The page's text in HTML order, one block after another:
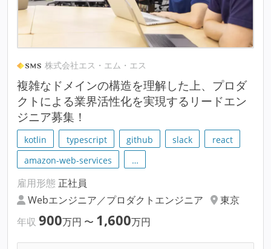
株式会社エス・エム・エス
複雑なドメインの構造を理解した上、プロダ
クトによる業界活性化を実現するリードエン
ジニア募集！
kotlin typescript github slack
react
amazon-web-services
…
雇用形態 正社員
Webエンジニア／プロダクトエンジニア
東京
年収 900万円 〜 1,600万円